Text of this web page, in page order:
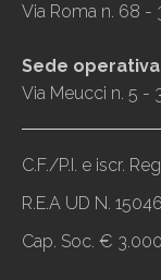
Via Roma n. 68 -
Sede operativa
Via Meucci n. 5 -
C.F./P.I. e iscr.
R.E.A UD N.
Cap. Soc. €